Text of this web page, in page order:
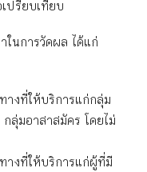
ปรียบเทียบ
นการวัดผล ได้แก่
างที่ให้บริการแก่กลุ่ม
ลุ่มอาสาสมัคร โดยไม่
างที่ให้บริการแก่ผู้ที่มี